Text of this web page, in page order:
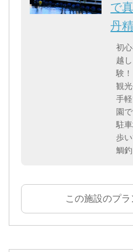
で
丹
鯛
初
越
験！
観
手
園で
駐
歩
鯛
この施設のプ